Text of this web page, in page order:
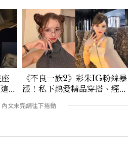
星
《不良一族2》彩朱IG粉絲暴
漲！私下熱愛精品穿搭、經營
員